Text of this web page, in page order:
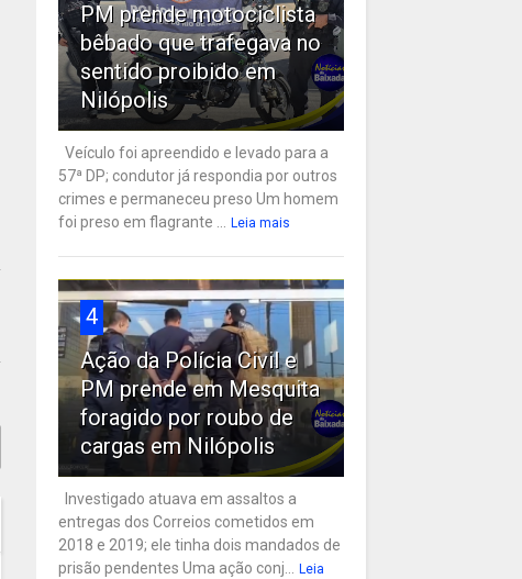
PM prende motociclista
bêbado que trafegava no
sentido proibido em
Nilópolis
Veículo foi apreendido e levado para a
57ª DP; condutor já respondia por outros
crimes e permaneceu preso Um homem
foi preso em flagrante ... Leia mais
4
Ação da Polícia Civil e
PM prende em Mesquita
foragido por roubo de
cargas em Nilópolis
Investigado atuava em assaltos a
entregas dos Correios cometidos em
2018 e 2019; ele tinha dois mandados de
prisão pendentes Uma ação conj... Leia